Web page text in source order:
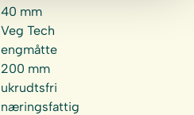
40 mm
Veg Tech
engmåtte
200 mm
ukrudtsfri
næringsfattig